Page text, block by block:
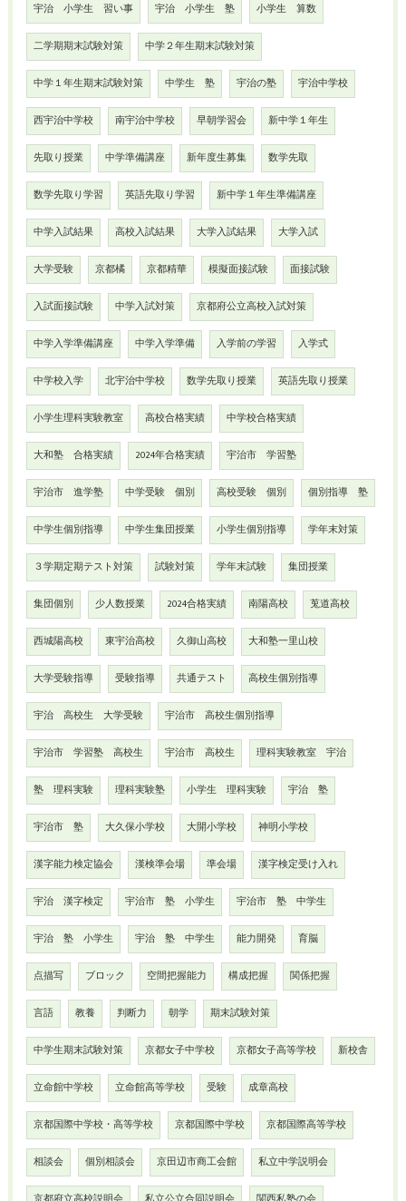
宇治 小学生 習い事 宇治 小学生 塾 小学生 算数
二学期期末試験対策 中学２年生期末試験対策
中学１年生期末試験対策 中学生 塾 宇治の塾 宇治中学校
西宇治中学校 南宇治中学校 早朝学習会 新中学１年生
先取り授業 中学準備講座 新年度生募集 数学先取
数学先取り学習 英語先取り学習 新中学１年生準備講座
中学入試結果 高校入試結果 大学入試結果 大学入試
大学受験 京都橘 京都精華 模擬面接試験 面接試験
入試面接試験 中学入試対策 京都府公立高校入試対策
中学入学準備講座 中学入学準備 入学前の学習 入学式
中学校入学 北宇治中学校 数学先取り授業 英語先取り授業
小学生理科実験教室 高校合格実績 中学校合格実績
大和塾 合格実績 2024年合格実績 宇治市 学習塾
宇治市 進学塾 中学受験 個別 高校受験 個別 個別指導 塾
中学生個別指導 中学生集団授業 小学生個別指導 学年末対策
３学期定期テスト対策 試験対策 学年末試験 集団授業
集団個別 少人数授業 2024合格実績 南陽高校 莵道高校
西城陽高校 東宇治高校 久御山高校 大和塾一里山校
大学受験指導 受験指導 共通テスト 高校生個別指導
宇治 高校生 大学受験 宇治市 高校生個別指導
宇治市 学習塾 高校生 宇治市 高校生 理科実験教室 宇治
塾 理科実験 理科実験塾 小学生 理科実験 宇治 塾
宇治市 塾 大久保小学校 大開小学校 神明小学校
漢字能力検定協会 漢検準会場 準会場 漢字検定受け入れ
宇治 漢字検定 宇治市 塾 小学生 宇治市 塾 中学生
宇治 塾 小学生 宇治 塾 中学生 能力開発 育脳
点描写 ブロック 空間把握能力 構成把握 関係把握
言語 教養 判断力 朝学 期末試験対策
中学生期末試験対策 京都女子中学校 京都女子高等学校 新校舎
立命館中学校 立命館高等学校 受験 成章高校
京都国際中学校・高等学校 京都国際中学校 京都国際高等学校
相談会 個別相談会 京田辺市商工会館 私立中学説明会